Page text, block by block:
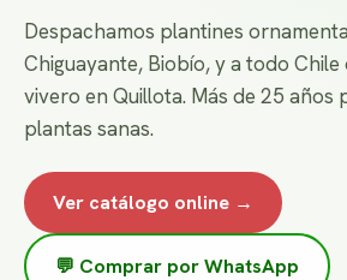
Despachamos plantines
Chiguayante, Biobío, y a todo
vivero en Quillota. Más de 25 años
plantas sanas.
Ver catálogo online →
💬 Comprar por WhatsApp